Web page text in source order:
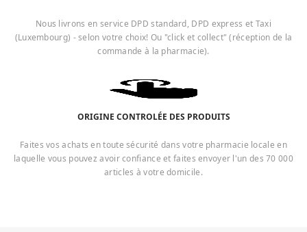
Nous livrons en service DPD standard, DPD express et Taxi
(Luxembourg) - selon votre choix! Ou "click et collect" (réception de la
commande à la pharmacie).
ORIGINE CONTROLÉE DES PRODUITS
Faites vos achats en toute sécurité dans votre pharmacie locale en
laquelle vous pouvez avoir confiance et faites envoyer l'un des 70 000
articles à votre domicile.